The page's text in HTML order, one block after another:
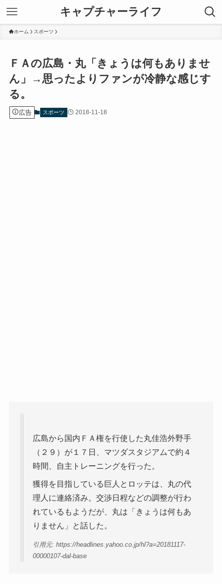
キャプチャーライフ
ホーム スポーツ
ＦＡの広島・丸「きょうは何もありませ
ん」→思ったよりファンが冷静な感じす
る。
広告 スポーツ 2018-11-18
広島から国内ＦＡ権を行使した丸佳浩外野手
（２９）が１７日、マツダスタジアムで約４
時間、自主トレーニングを行った。
獲得を目指している巨人とロッテは、丸の代
理人に連絡済み。交渉日程などの調整が行わ
れているもようだが、丸は「きょうは何もあ
りません」と話した。
引用元: https://headlines.yahoo.co.jp/hl?a=20181117-
00000107-dal-base